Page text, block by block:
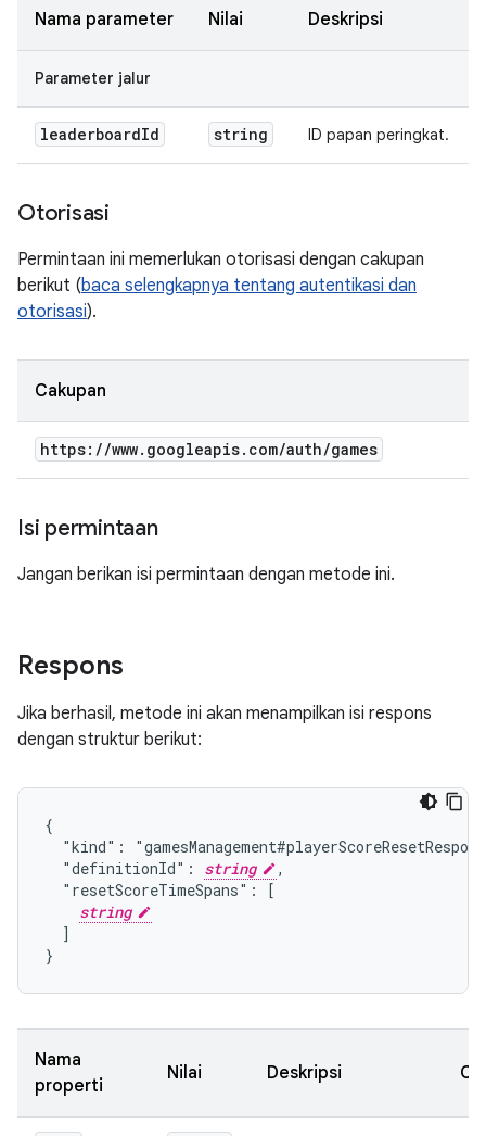
Nama parameter Nilai Deskripsi
Parameter jalur
leaderboardId string ID papan peringkat.
Otorisasi
Permintaan ini memerlukan otorisasi dengan cakupan
berikut (baca selengkapnya tentang autentikasi dan
otorisasi).
Cakupan
https: //www. googleapis. com/auth/games
Isi permintaan
Jangan berikan isi permintaan dengan metode ini.
Respons
Jika berhasil, metode ini akan menampilkan isi respons
dengan struktur berikut:
{
"kind":
  "definitionId":
string
,
  "resetScoreTimeSpans": [
string
  ]
}
Nama
properti
Nilai Deskripsi